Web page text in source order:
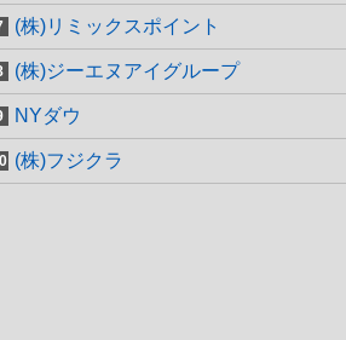
(株)リミックスポイント
(株)ジーエヌアイグループ
NYダウ
(株)フジクラ